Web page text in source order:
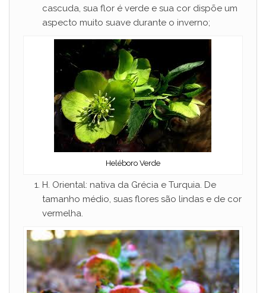
cascuda, sua flor é verde e sua cor dispõe um
aspecto muito suave durante o inverno;
Heléboro Verde
H. Oriental: nativa da Grécia e Turquia. De
tamanho médio, suas flores são lindas e de cor
vermelha.